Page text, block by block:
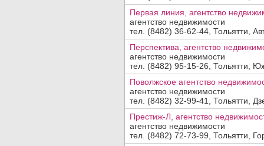
Первая линия, агентство
агентство недвижимости
тел. (8482) 36-62-44, Тольятти,
Перспектива, агентство
агентство недвижимости
тел. (8482) 95-15-26, Тольятти,
Поволжское агентство
агентство недвижимости
тел. (8482) 32-99-41, Тольятти,
Престиж-Л, агентство
агентство недвижимости
тел. (8482) 72-73-99, Тольятти,